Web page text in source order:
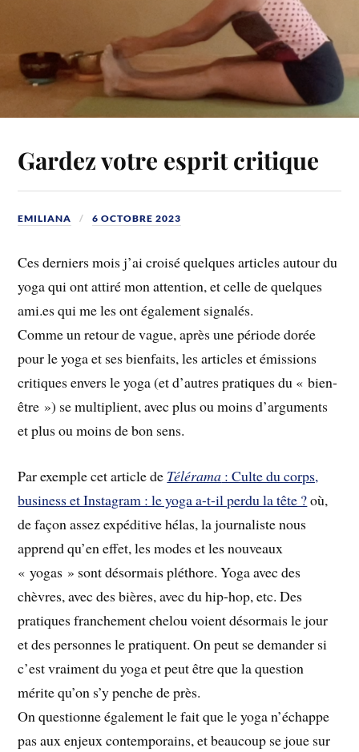
Gardez votre esprit critique
EMILIANA 6 OCTOBRE 2023
Ces derniers mois j’ai croisé quelques articles autour du
yoga qui ont attiré mon attention, et celle de quelques
ami.es qui me les ont également signalés.
Comme un retour de vague, après une période dorée
pour le yoga et ses bienfaits, les articles et émissions
critiques envers le yoga (et d’autres pratiques du « bien-
être ») se multiplient, avec plus ou moins d’arguments
et plus ou moins de bon sens.
Par exemple cet article de Télérama : Culte du corps,
business et Instagram : le yoga a-t-il perdu la tête ?où,
de façon assez expéditive hélas, la journaliste nous
apprend qu’en effet, les modes et les nouveaux
« yogas » sont désormais pléthore. Yoga avec des
chèvres, avec des bières, avec du hip-hop, etc. Des
pratiques franchement chelou voient désormais le jour
et des personnes le pratiquent. On peut se demander si
c’est vraiment du yoga et peut être que la question
mérite qu’on s’y penche de près.
On questionne également le fait que le yoga n’échappe
pas aux enjeux contemporains, et beaucoup se joue sur